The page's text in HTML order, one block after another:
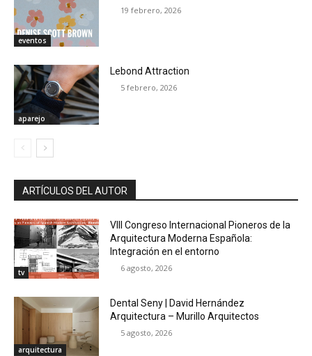
eventos
19 febrero, 2026
aparejo
Lebond Attraction
5 febrero, 2026
ARTÍCULOS DEL AUTOR
tv
VIII Congreso Internacional Pioneros de la
Arquitectura Moderna Española:
Integración en el entorno
6 agosto, 2026
arquitectura
Dental Seny | David Hernández
Arquitectura – Murillo Arquitectos
5 agosto, 2026